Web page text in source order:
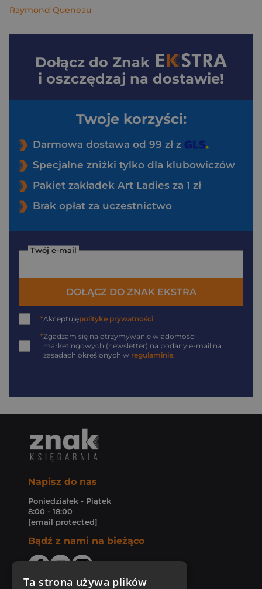
Raymond Queneau
Dołącz do Znak
i oszczędzaj na dostawie!
Twoje korzyści:
Darmowa dostawa od 99 zł z
Specjalne zniżki tylko dla klubowiczów
Pakiet zakładek Art Ladies za 1 zł
Brak opłat za uczestnictwo
Twój e-mail
DOŁĄCZ DO ZNAK EKSTRA
*Akceptujępolitykę prywatności
*Zgadzam się na otrzymywanie wiadomości
marketingowych (newsletter) na podany e-mail na
zasadach określonych w regulaminie.
Napisz do nas
Poniedziałek - Piątek
8:00 - 18:00
[email protected]
Bądź z nami na bieżąco
Ta strona używa plików